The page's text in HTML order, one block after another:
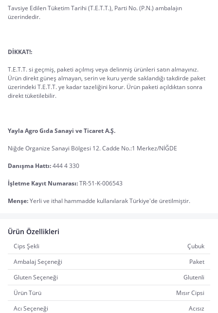
Tavsiye Edilen Tüketim Tarihi (T.E.T.T.), Parti No. (P.N.) ambalajın
üzerindedir.
DİKKAT!:
T.E.T.T. si geçmiş, paketi açılmış veya delinmiş ürünleri satın almayınız.
Ürün direkt güneş almayan, serin ve kuru yerde saklandığı takdirde paket
üzerindeki T.E.T.T. ye kadar tazeliğini korur. Ürün paketi açıldıktan sonra
direkt tüketilebilir.
Yayla Agro Gıda Sanayi ve Ticaret A.Ş.
Niğde Organize Sanayi Bölgesi 12. Cadde No.:1 Merkez/NİĞDE
Danışma Hattı: 444 4 330
İşletme Kayıt Numarası: TR-51-K-006543
Menşe: Yerli ve ithal hammadde kullanılarak Türkiye'de üretilmiştir.
Ürün Özellikleri
Cips Şekli
Çubuk
Ambalaj Seçeneği
Paket
Gluten Seçeneği
Glutenli
Ürün Türü
Mısır Cipsi
Acı Seçeneği
Acısız